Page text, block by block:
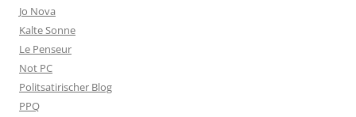
Jo Nova
Kalte Sonne
Le Penseur
Not PC
Politsatirischer Blog
PPQ